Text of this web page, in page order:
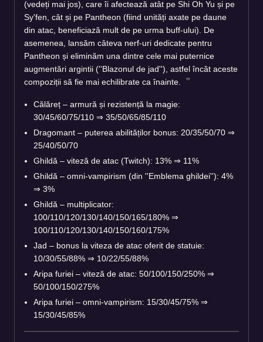
(vedeți mai jos), care îi afectează atât pe Shi Oh Yu și pe
Sy'fen, cât și pe Pantheon (fiind unități axate pe daune
din atac, beneficiază mult de pe urma buff-ului). De
asemenea, lansăm câteva nerf-uri dedicate pentru
Pantheon și eliminăm una dintre cele mai puternice
augmentări argintii (''Blazonul de jad''), astfel încât aceste
compoziții să fie mai echilibrate ca înainte.
Călăreț – armură și rezistență la magie:
30/45/60/75/110 ⇒ 35/50/65/85/110
Dragomant – puterea abilităților bonus: 20/35/50/70 ⇒
25/40/50/70
Ghildă – viteză de atac (Twitch): 13% ⇒ 11%
Ghildă – omni-vampirism (din ''Emblema ghildei''): 4%
⇒ 3%
Ghildă – multiplicator:
100/110/120/130/140/150/165/180% ⇒
100/110/120/130/140/150/160/175%
Jad – bonus la viteza de atac oferit de statuie:
10/30/55/88% ⇒ 10/22/55/88%
Aripa furiei – viteză de atac: 50/100/150/250% ⇒
50/100/150/275%
Aripa furiei – omni-vampirism: 15/30/45/75% ⇒
15/30/45/85%